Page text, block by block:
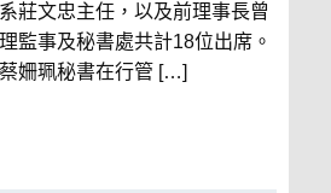
莊文忠主任，以及前理事長曾
監事及秘書處共計18位出席。
姍珮秘書在行管 […]